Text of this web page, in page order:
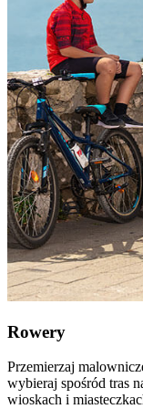
Rowery
Przemierzaj
wybieraj spośród tras
wioskach i